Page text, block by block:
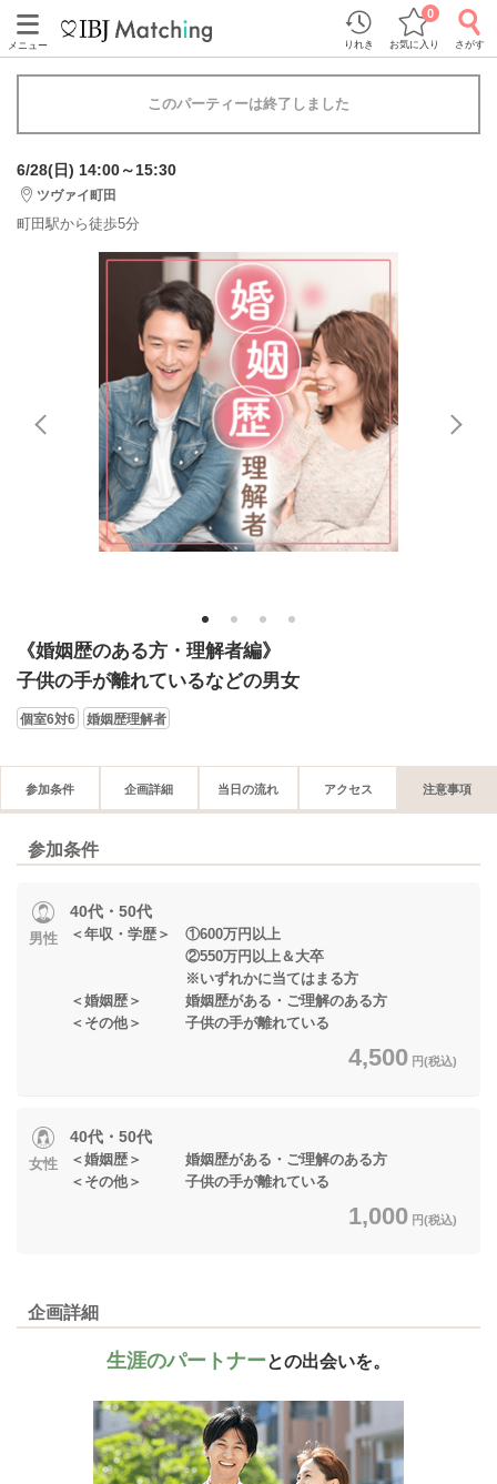
メニュー りれき お気に入り
0
さがす
このパーティーは終了しました
6/28(日) 14:00～15:30
ツヴァイ町田
町田駅から徒歩5分
1 2 3 4
《婚姻歴のある方・理解者編》
子供の手が離れているなどの男女
個室6対6 婚姻歴理解者
参加条件 企画詳細 当日の流れ アクセス 注意事項
参加条件
男性
40代・50代
＜年収・学歴＞ ①600万円以上
②550万円以上＆大卒
※いずれかに当てはまる方
＜婚姻歴＞ 婚姻歴がある・ご理解のある方
＜その他＞ 子供の手が離れている
4,500 円(税込)
女性
40代・50代
＜婚姻歴＞ 婚姻歴がある・ご理解のある方
＜その他＞ 子供の手が離れている
1,000 円(税込)
企画詳細
生涯のパートナーとの出会いを。